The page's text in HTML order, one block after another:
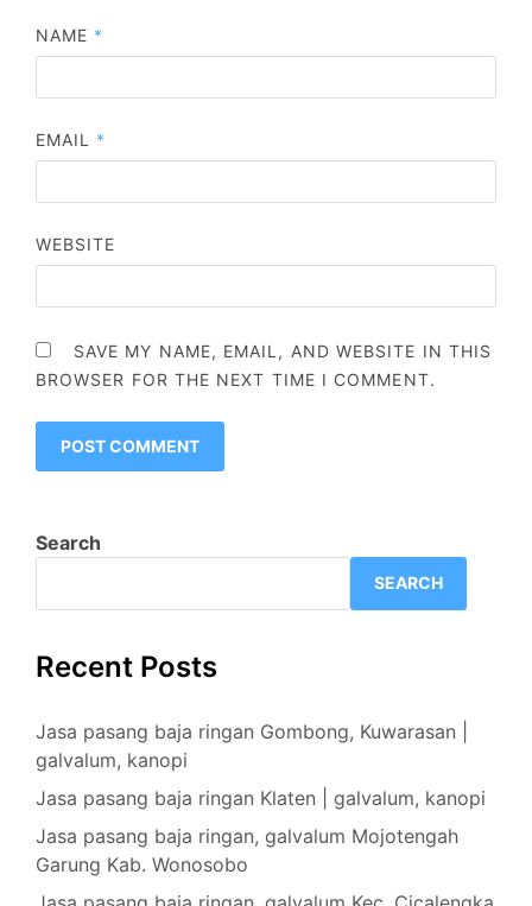
NAME *
EMAIL *
WEBSITE
SAVE MY NAME, EMAIL, AND WEBSITE IN THIS
BROWSER FOR THE NEXT TIME I COMMENT.
Search
SEARCH
Recent Posts
Jasa pasang baja ringan Gombong, Kuwarasan |
galvalum, kanopi
Jasa pasang baja ringan Klaten | galvalum, kanopi
Jasa pasang baja ringan, galvalum Mojotengah
Garung Kab. Wonosobo